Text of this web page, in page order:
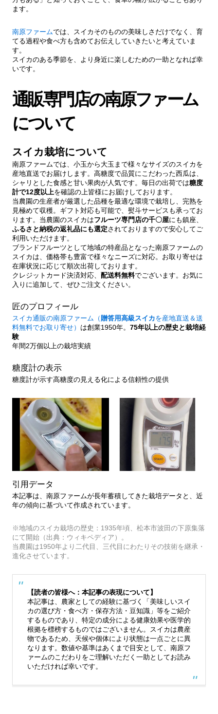
ます。
南原ファームでは、スイカそのものの美味しさだけでなく、育
てる過程や食べ方も含めてお伝えしていきたいと考えていま
す。
スイカのある季節を、より身近に楽しむための一助となれば幸
いです。
通販専門店の南原ファーム
について
スイカ栽培について
南原ファームでは、小玉から大玉まで様々なサイズのスイカを
産地直送でお届けします。高糖度で品質にこだわった西瓜は、
シャリとした食感と甘い果肉が人気です。毎日の出荷では糖度
計で12度以上を確認の上皆様にお届けしております。
当農園の生産者が厳選した品種を最適な環境で栽培し、完熟を
見極めて収穫。ギフト対応も可能で、熨斗サービスも承ってお
ります。当農園のスイカはフルーツ専門店の千〇屋にも鎮座、
ふるさと納税の返礼品にも選定されておりますので安心してご
利用いただけます。
ブランドフルーツとして地域の特産品となった南原ファームの
スイカは、価格帯も豊富で様々なニーズに対応。お取り寄せは
在庫状況に応じて順次出荷しております。
クレジットカード決済対応、 配送料無料でございます。お気に
入りに追加して、ぜひご注文ください。
匠のプロフィール
スイカ通販の南原ファーム（贈答用高級スイカを産地直送＆送
料無料でお取り寄せ） は創業1950年。 75年以上の歴史と栽培経
験
年間2万個以上の栽培実績
糖度計の表示
糖度計が示す高糖度の見える化による信頼性の提供
引用データ
本記事は、南原ファームが長年蓄積してきた栽培データと、近
年の傾向に基づいて作成されています。
※地域のスイカ栽培の歴史：1935年頃、松本市波田の下原集落
にて開始（出典：ウィキペディア）。
当農園は1950年より二代目、三代目にわたりその技術を継承・
進化させています。
【読者の皆様へ：本記事の表現について】
本記事は、農家としての経験に基づく「美味しいスイ
カの選び方・食べ方・保存方法・豆知識」等をご紹介
するものであり、特定の成分による健康効果や医学的
根拠を標榜するものではございません。スイカは農産
物であるため、天候や個体により状態は一点ごとに異
なります。数値や基準はあくまで目安として、南原フ
ァームのこだわりをご理解いただく一助としてお読み
いただければ幸いです。